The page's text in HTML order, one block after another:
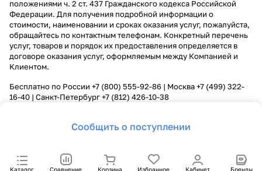
Сообщить о поступлении
Каталог Сравнение Корзина Избранное Кабинет Бренды
положениями ч. 2 ст. 437 Гражданского кодекса Российской
Федерации. Для получения подробной информации о
стоимости, наименовании и сроках оказания услуг, пожалуйста,
обращайтесь по контактным телефонам. Конкретный перечень
услуг, товаров и порядок их предоставления определяется в
договоре оказания услуг, оформляемым между Компанией и
Клиентом.
Бесплатно по России +7 (800) 555-92-86 | Москва+7 (499) 322-
16-40 | Санкт-Петербург+7 (812) 426-10-38